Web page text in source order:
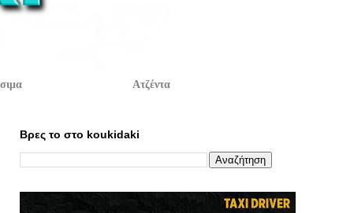
Ατζέντα
Βρες το στο koukidaki